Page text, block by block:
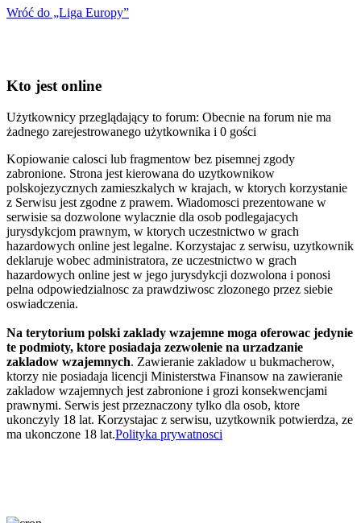
Wróć do „Liga Europy”
Kto jest online
Użytkownicy przeglądający to forum: Obecnie na forum nie ma
żadnego zarejestrowanego użytkownika i 0 gości
Kopiowanie calosci lub fragmentow bez pisemnej zgody
zabronione. Strona jest kierowana do uzytkownikow
polskojezycznych zamieszkalych w krajach, w ktorych korzystanie
z Serwisu jest zgodne z prawem. Wiadomosci prezentowane w
serwisie sa dozwolone wylacznie dla osob podlegajacych
jurysdykcjom prawnym, w ktorych uczestnictwo w grach
hazardowych online jest legalne. Korzystajac z serwisu, uzytkownik
deklaruje wobec administratora, ze uczestnictwo w grach
hazardowych online jest w jego jurysdykcji dozwolona i ponosi
pelna odpowiedzialnosc za prawdziwosc zlozonego przez siebie
oswiadczenia.
Na terytorium polski zaklady wzajemne moga oferowac jedynie
te podmioty, ktore posiadaja zezwolenie na urzadzanie
zakladow wzajemnych. Zawieranie zakladow u bukmacherow,
ktorzy nie posiadaja licencji Ministerstwa Finansow na zawieranie
zakladow wzajemnych jest zabronione i grozi konsekwencjami
prawnymi. Serwis jest przeznaczony tylko dla osob, ktore
ukonczyly 18 lat. Korzystajac z serwisu, uzytkownik potwierdza, ze
ma ukonczone 18 lat.Polityka prywatnosci